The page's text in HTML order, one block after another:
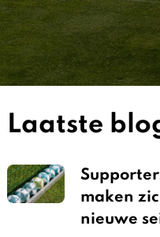
Laatste
maken
nieuwe